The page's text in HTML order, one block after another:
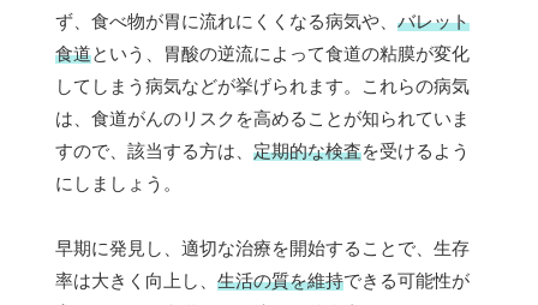
ず、食べ物が胃に流れにくくなる病気や、 バレット
食道という、胃酸の逆流によって食道の粘膜が変化
してしまう病気などが挙げられます。これらの病気
は、食道がんのリスクを高めることが知られていま
すので、該当する方は、 定期的な検査を受けるよう
にしましょう。
早期に発見し、適切な治療を開始することで、生存
率は大きく向上し、 生活の質を維持できる可能性が